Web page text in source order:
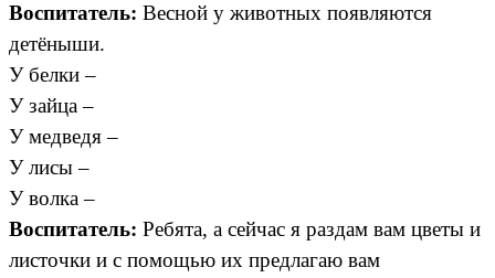
Воспитатель: Весной у животных появляются
детёныши.
У белки –
У зайца –
У медведя –
У лисы –
У волка –
Воспитатель: Ребята, а сейчас я раздам вам цветы и
листочки и с помощью их предлагаю вам